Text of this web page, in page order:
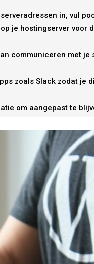
in, vul
je hostingserver voor
communiceren met je
zoals Slack zodat je
om aangepast te